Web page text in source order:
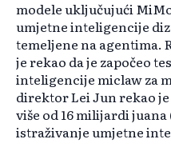
modele uključujući
umjetne inteligencije
temeljene na agentima.
je rekao da je započeo
inteligencije miclaw za
direktor Lei Jun rekao je
više od 16 milijardi
istraživanje umjetne